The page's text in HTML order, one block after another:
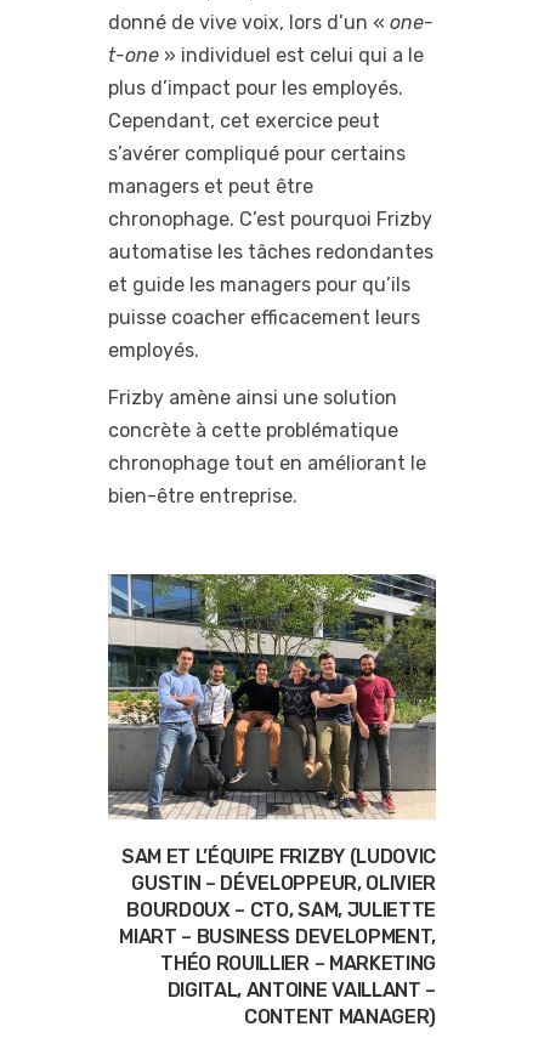
donné de vive voix, lors d’un « one-
t-one » individuel est celui qui a le
plus d’impact pour les employés.
Cependant, cet exercice peut
s’avérer compliqué pour certains
managers et peut être
chronophage. C’est pourquoi Frizby
automatise les tâches redondantes
et guide les managers pour qu’ils
puisse coacher efficacement leurs
employés.
Frizby amène ainsi une solution
concrète à cette problématique
chronophage tout en améliorant le
bien-être entreprise.
SAM ET L’ÉQUIPE FRIZBY (LUDOVIC
GUSTIN – DÉVELOPPEUR, OLIVIER
BOURDOUX – CTO, SAM, JULIETTE
MIART – BUSINESS DEVELOPMENT,
THÉO ROUILLIER – MARKETING
DIGITAL, ANTOINE VAILLANT –
CONTENT MANAGER)